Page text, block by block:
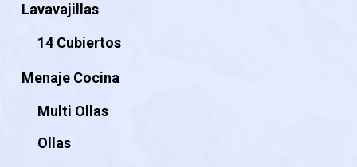
Lavavajillas
14 Cubiertos
Menaje Cocina
Multi Ollas
Ollas